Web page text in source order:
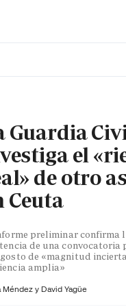
Guardia
el
de otro
Ceuta
preliminar confirma
de una convocatoria
de «magnitud
amplia»
Méndez y David Yagüe